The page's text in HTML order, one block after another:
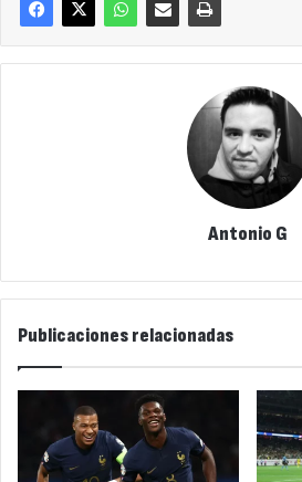
Antonio G
Publicaciones relacionadas